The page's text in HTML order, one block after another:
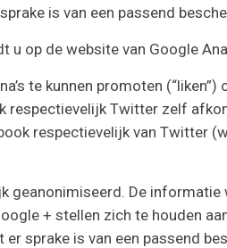
is van een passend
u op de website van Google
te kunnen promoten
respectievelijk Twitter zelf
respectievelijk van
De
+ stellen zich te houden
sprake is van een passend